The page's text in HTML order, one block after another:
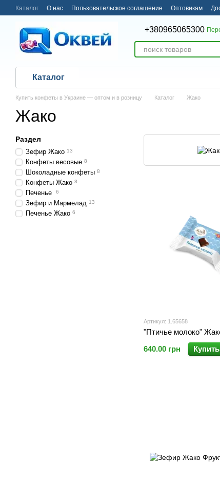
Перейти к основному контенту
Каталог О нас Пользовательское соглашение Оптовикам
+380965065300
Каталог
Купить конфеты в Украине — оптом и в розницу Каталог Жако
Жако
Артикул: 1.65658
"Птичье молоко"
640.00 грн
Купить
Раздел
Зефир Жако 13
Конфеты весовые 8
Шоколадные конфеты 8
Конфеты Жако 8
Печенье 6
Зефир и Мармелад 13
Печенье Жако 6